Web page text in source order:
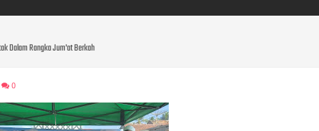
Dalam Rangka Jum'at Berkah
0